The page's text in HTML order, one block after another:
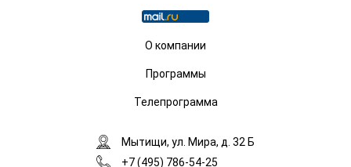
О компании
Программы
Телепрограмма
Мытищи, ул. Мира, д. 32 Б
+7 (495) 786-54-25